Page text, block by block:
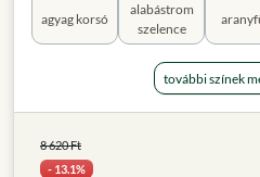
agyag korsó
alabástrom
szelence
további színek
8 620 Ft
- 13.1%